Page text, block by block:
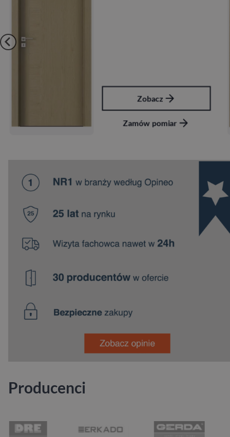
Zobacz
Zamów pomiar
Producenci